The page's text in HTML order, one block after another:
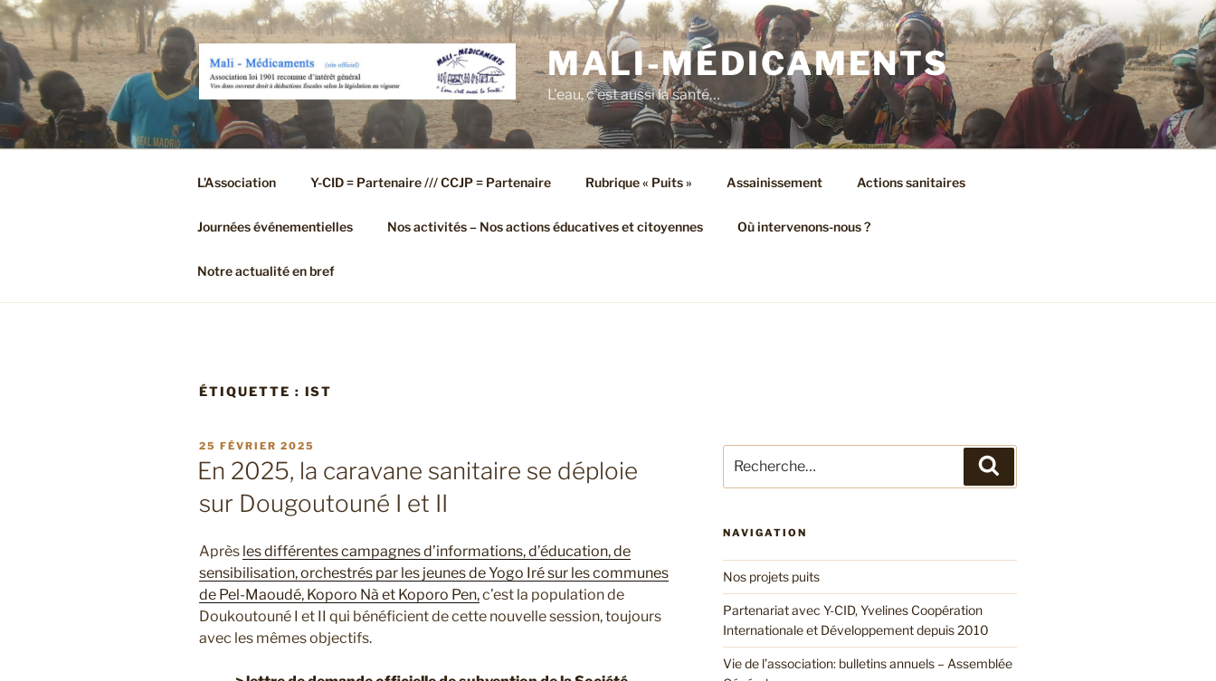
Aller
au
contenu
principal
MALI-MÉDICAMENTS
L'eau, c'est aussi la santé…
L’Association Y-CID = Partenaire /// CCJP = Partenaire Rubrique « Puits » Assainissement Actions sanitaires
Journées événementielles Nos activités – Nos actions éducatives et citoyennes Où intervenons-nous ?
Notre actualité en bref
ÉTIQUETTE : IST
PUBLIÉ
LE
25 FÉVRIER 2025
En 2025, la caravane sanitaire se déploie
sur Dougoutouné I et II
Après les différentes campagnes d’informations, d’éducation, de
sensibilisation, orchestrés par les jeunes de Yogo Iré sur les communes
de Pel-Maoudé, Koporo Nà et Koporo Pen,c’est la population de
Doukoutouné I et II qui bénéficient de cette nouvelle session, toujours
avec les mêmes objectifs.
pour
:
NAVIGATION
Nos projets puits
Partenariat avec Y-CID, Yvelines Coopération
Internationale et Développement depuis 2010
Vie de l’association: bulletins annuels – Assemblée